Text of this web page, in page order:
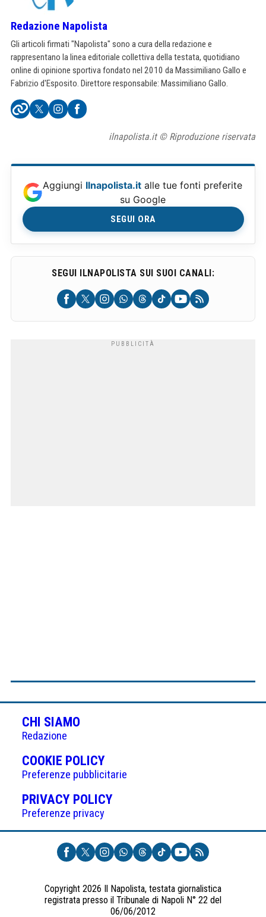
Redazione Napolista
Gli articoli firmati "Napolista" sono a cura della redazione e
rappresentano la linea editoriale collettiva della testata, quotidiano
online di opinione sportiva fondato nel 2010 da Massimiliano Gallo e
Fabrizio d'Esposito. Direttore responsabile: Massimiliano Gallo.
ilnapolista.it © Riproduzione riservata
Aggiungi Ilnapolista.it alle tue fonti preferite
su Google
SEGUI ORA
SEGUI ILNAPOLISTA SUI SUOI CANALI:
CHI SIAMO
Redazione
COOKIE POLICY(APRE
IN
UNA
NUOVA
Preferenze pubblicitarie
PRIVACY POLICY(APRE
UNA
NUOVA
SCHEDA)
Preferenze privacy
Copyright 2026 Il Napolista, testata giornalistica
registrata presso il Tribunale di Napoli N° 22 del
06/06/2012